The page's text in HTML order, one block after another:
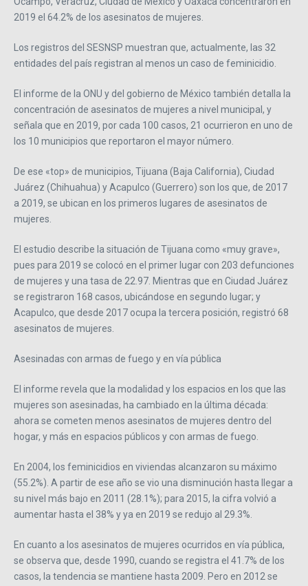
2019 el 64.2% de los asesinatos de mujeres.
Los registros del SESNSP muestran que, actualmente, las 32
entidades del país registran al menos un caso de feminicidio.
El informe de la ONU y del gobierno de México también detalla la
concentración de asesinatos de mujeres a nivel municipal, y
señala que en 2019, por cada 100 casos, 21 ocurrieron en uno de
los 10 municipios que reportaron el mayor número.
De ese «top» de municipios, Tijuana (Baja California), Ciudad
Juárez (Chihuahua) y Acapulco (Guerrero) son los que, de 2017
a 2019, se ubican en los primeros lugares de asesinatos de
mujeres.
El estudio describe la situación de Tijuana como «muy grave»,
pues para 2019 se colocó en el primer lugar con 203 defunciones
de mujeres y una tasa de 22.97. Mientras que en Ciudad Juárez
se registraron 168 casos, ubicándose en segundo lugar; y
Acapulco, que desde 2017 ocupa la tercera posición, registró 68
asesinatos de mujeres.
Asesinadas con armas de fuego y en vía pública
El informe revela que la modalidad y los espacios en los que las
mujeres son asesinadas, ha cambiado en la última década:
ahora se cometen menos asesinatos de mujeres dentro del
hogar, y más en espacios públicos y con armas de fuego.
En 2004, los feminicidios en viviendas alcanzaron su máximo
(55.2%). A partir de ese año se vio una disminución hasta llegar a
su nivel más bajo en 2011 (28.1%); para 2015, la cifra volvió a
aumentar hasta el 38% y ya en 2019 se redujo al 29.3%.
En cuanto a los asesinatos de mujeres ocurridos en vía pública,
se observa que, desde 1990, cuando se registra el 41.7% de los
casos, la tendencia se mantiene hasta 2009. Pero en 2012 se